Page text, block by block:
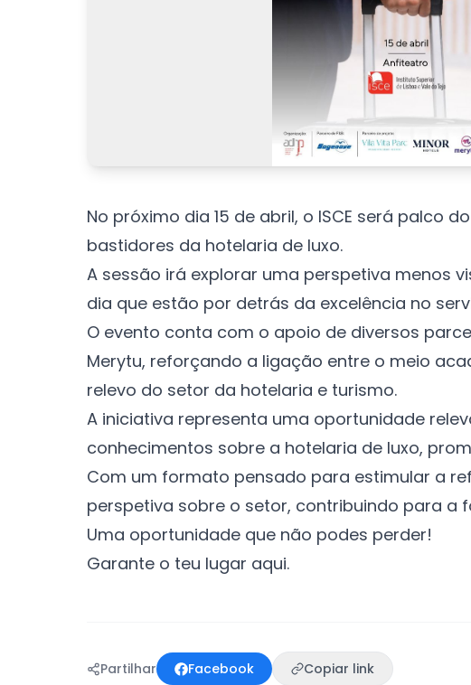
No próximo dia 15 de abril, o ISCE será palco
bastidores da hotelaria de luxo.
A sessão irá explorar uma perspetiva menos
dia que estão por detrás da excelência no
O evento conta com o apoio de diversos
Merytu, reforçando a ligação entre o meio
relevo do setor da hotelaria e turismo.
A iniciativa representa uma oportunidade
conhecimentos sobre a hotelaria de luxo,
Com um formato pensado para estimular a
perspetiva sobre o setor, contribuindo para a
Uma oportunidade que não podes perder!
Garante o teu lugar aqui.
Partilhar Facebook Copiar link